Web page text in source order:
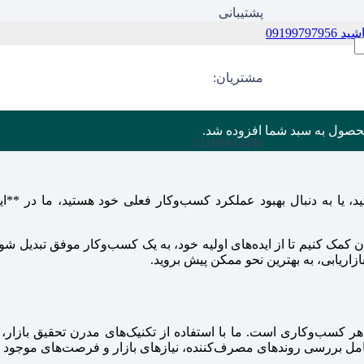
پشتیبانی
مشتریان:
02188943480
به سبد شما افزوده شد.
یا به دنبال بهبود عملکرد کسب‌وکار فعلی خود هستید، ما در
کمک کنیم تا از ایده‌های اولیه خود، به یک کسب‌وکار موفق تبدیل
به بهترین نحو ممکن پیش بروید.
هر کسب‌وکاری است. ما با استفاده از تکنیک‌های مدرن تحقیق
بررسی روندهای مصرف‌کننده، نیازهای بازار و فرصت‌های